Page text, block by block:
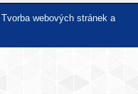
Tvorba webových stránek a